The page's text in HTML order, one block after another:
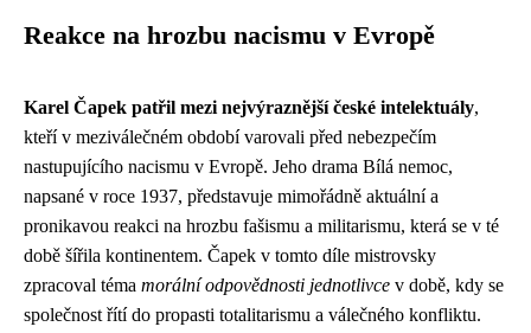
Reakce na hrozbu nacismu v Evropě
Karel Čapek patřil mezi nejvýraznější české intelektuály,
kteří v meziválečném období varovali před nebezpečím
nastupujícího nacismu v Evropě. Jeho drama Bílá nemoc,
napsané v roce 1937, představuje mimořádně aktuální a
pronikavou reakci na hrozbu fašismu a militarismu, která se v té
době šířila kontinentem. Čapek v tomto díle mistrovsky
zpracoval téma morální odpovědnosti jednotlivce v době, kdy se
společnost řítí do propasti totalitarismu a válečného konfliktu.